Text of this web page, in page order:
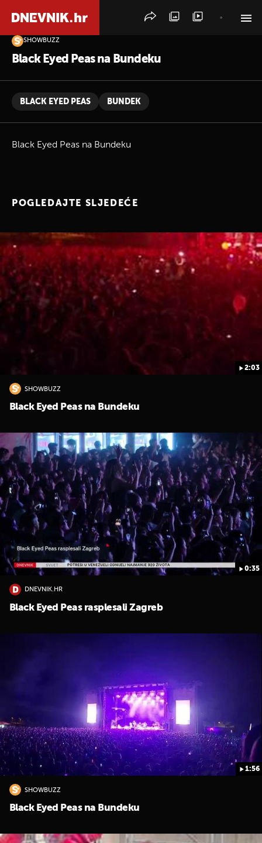
SHOWBUZZ
Black Eyed Peas na Bundeku
BLACK EYED PEAS BUNDEK
Black Eyed Peas na Bundeku
POGLEDAJTE SLJEDEĆE
2:03
SHOWBUZZ
Black Eyed Peas na Bundeku
0:35
DNEVNIK.HR
Black Eyed Peas rasplesali Zagreb
1:56
SHOWBUZZ
Black Eyed Peas na Bundeku
PRETRAŽITE VIJESTI